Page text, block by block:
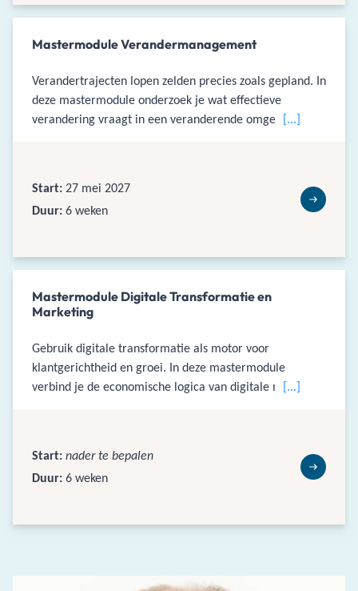
Mastermodule Verandermanagement
Verandertrajecten lopen zelden precies zoals gepland. In
deze mastermodule onderzoek je wat effectieve
verandering vraagt in een veranderende omgeving
[...]
Start: 27 mei 2027
Duur: 6 weken
Mastermodule Digitale Transformatie en
Marketing
Gebruik digitale transformatie als motor voor
klantgerichtheid en groei. In deze mastermodule
verbind je de economische logica van digitale markten
[...]
Start: nader te bepalen
Duur: 6 weken